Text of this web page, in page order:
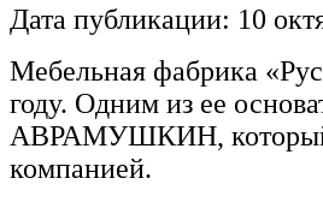
Дата публикации: 10
Мебельная фабрика
году. Одним из ее
АВРАМУШКИН, который
компанией.